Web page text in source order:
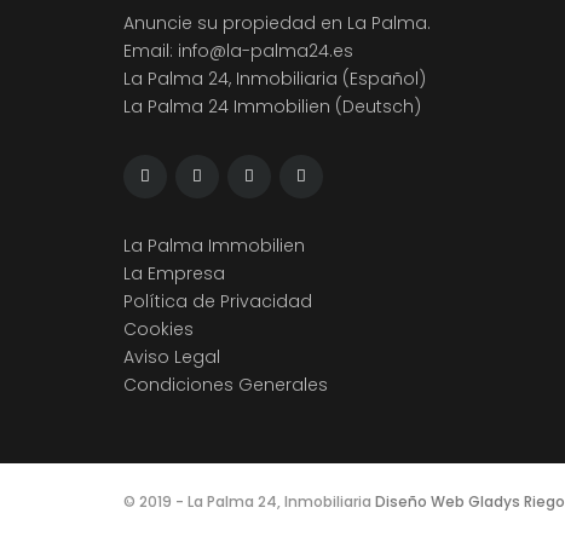
Anuncie su propiedad en La Palma.
Email: info@la-palma24.es
La Palma 24, Inmobiliaria (Español)
La Palma 24 Immobilien (Deutsch)
La Palma Immobilien
La Empresa
Política de Privacidad
Cookies
Aviso Legal
Condiciones Generales
© 2019 - La Palma 24, Inmobiliaria Diseño Web Gladys Riego